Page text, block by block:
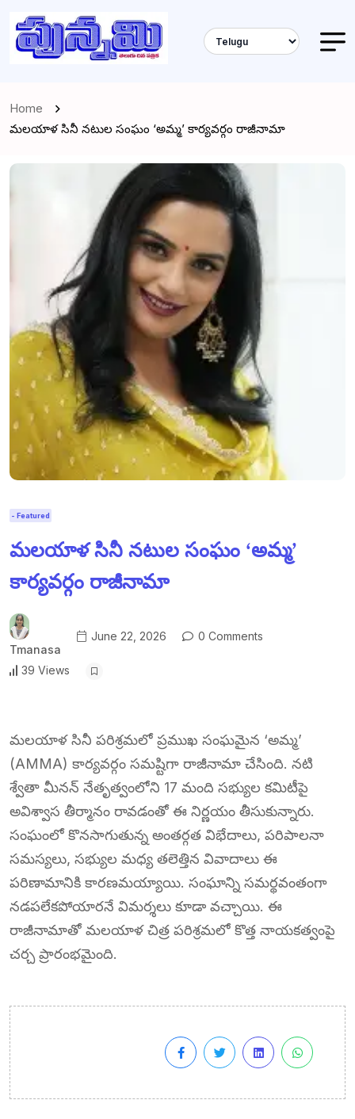
Home
మలయాళ సినీ నటుల సంఘం ‘అమ్మ’ కార్యవర్గం రాజీనామా
- Featured
మలయాళ సినీ నటుల సంఘం ‘అమ్మ’
కార్యవర్గం రాజీనామా
Tmanasa
June 22, 2026 0 Comments
39 Views
మలయాళ సినీ పరిశ్రమలో ప్రముఖ సంఘమైన ‘అమ్మ’
(AMMA) కార్యవర్గం సమష్టిగా రాజీనామా చేసింది. నటి
శ్వేతా మీనన్ నేతృత్వంలోని 17 మంది సభ్యుల కమిటీపై
అవిశ్వాస తీర్మానం రావడంతో ఈ నిర్ణయం తీసుకున్నారు.
సంఘంలో కొనసాగుతున్న అంతర్గత విభేదాలు, పరిపాలనా
సమస్యలు, సభ్యుల మధ్య తలెత్తిన వివాదాలు ఈ
పరిణామానికి కారణమయ్యాయి. సంఘాన్ని సమర్థవంతంగా
నడపలేకపోయారనే విమర్శలు కూడా వచ్చాయి. ఈ
రాజీనామాతో మలయాళ చిత్ర పరిశ్రమలో కొత్త నాయకత్వంపై
చర్చ ప్రారంభమైంది.